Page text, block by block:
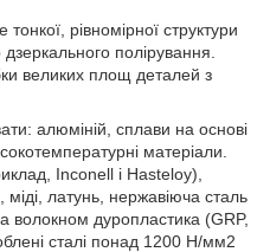
рівномірної структури
полірування.
великих площ деталей з
алюміній, сплави на основі
матеріали.
Inconell і Hasteloy),
латунь, нержавіюча сталь
волокном дуропластика (GRP,
сталі понад 1200 Н/мм2